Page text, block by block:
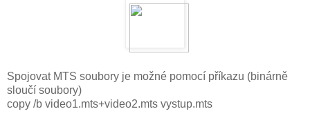
Spojovat MTS soubory je možné pomocí příkazu (binárně
sloučí soubory)
copy /b video1.mts+video2.mts vystup.mts